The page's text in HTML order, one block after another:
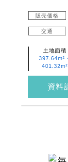
販売価格
交通
土地面積
397.64m²・
401.32m²
資料